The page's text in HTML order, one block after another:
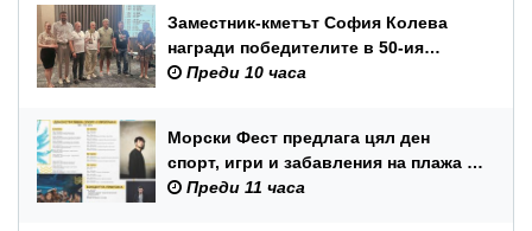
Заместник-кметът София Колева
награди победителите в 50-ия
юбилеен международен бридж
Преди 10 часа
Морски Фест предлага цял ден
спорт, игри и забавления на плажа в
Аспарухово
Преди 11 часа